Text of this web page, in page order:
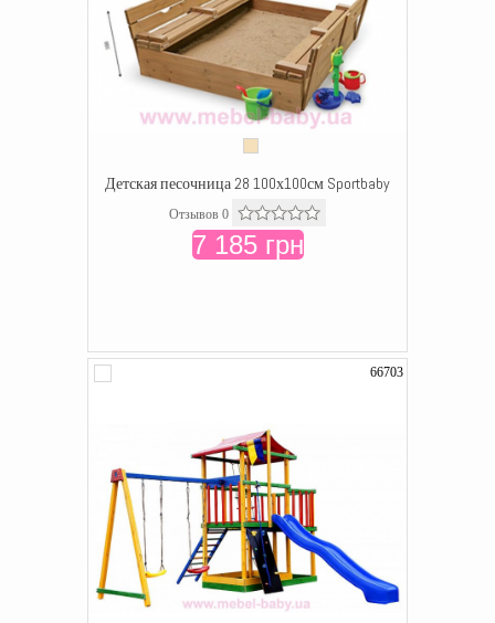
Детская песочница 28 100х100см Sportbaby
Отзывов 0
7 185 грн
66703